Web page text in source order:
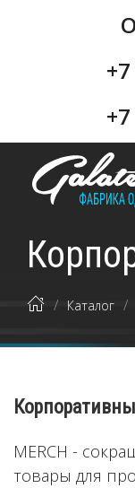
Каталог
MERCH -
товары для